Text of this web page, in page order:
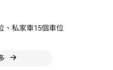
、私家車15個車位